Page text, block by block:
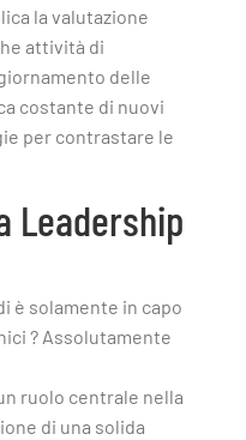
la valutazione
attività di
delle
costante di nuovi
per contrastare le
Leadership
è solamente in capo
? Assolutamente
ruolo centrale nella
di una solida